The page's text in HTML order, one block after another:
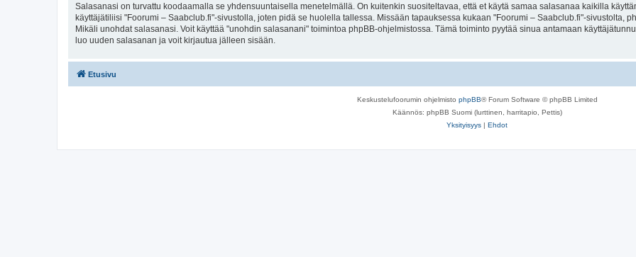
Salasanasi on turvattu koodaamalla se yhdensuuntaisella menetelmällä. On kuitenkin suositeltavaa, että et käytä samaa salasanaa kaikilla
käyttäjätiliisi "Foorumi – Saabclub.fi"-sivustolla, joten pidä se huolella tallessa. Missään tapauksessa kukaan "Foorumi – Saabclub.fi"-sivustolta,
Mikäli unohdat salasanasi. Voit käyttää "unohdin salasanani" toimintoa phpBB-ohjelmistossa. Tämä toiminto pyytää sinua antamaan
luo uuden salasanan ja voit kirjautua jälleen sisään.
Etusivu
Keskustelufoorumin ohjelmisto phpBB® Forum Software © phpBB Limited
Käännös: phpBB Suomi (lurttinen, harritapio, Pettis)
Yksityisyys | Ehdot